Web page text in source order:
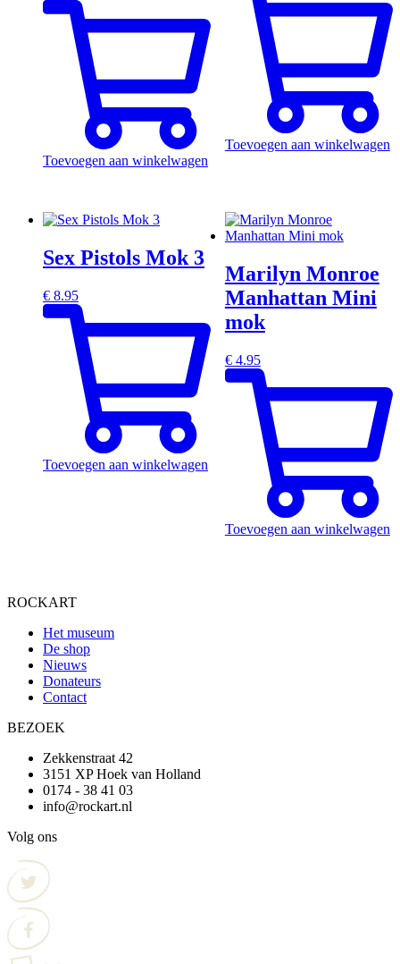
Toevoegen aan winkelwagen
Toevoegen aan winkelwagen
Sex Pistols Mok 3
€ 8.95
Toevoegen aan winkelwagen
Marilyn Monroe
Manhattan Mini
mok
€4.95
Toevoegen aan winkelwagen
ROCKART
Het museum
De shop
Nieuws
Donateurs
Contact
BEZOEK
Zekkenstraat 42
3151 XP Hoek van Holland
0174 - 38 41 03
info@rockart.nl
Volg ons